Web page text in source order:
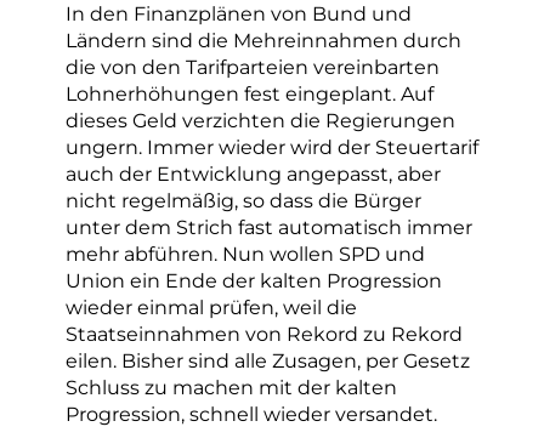
In den Finanzplänen von Bund und
Ländern sind die Mehreinnahmen durch
die von den Tarifparteien vereinbarten
Lohnerhöhungen fest eingeplant. Auf
dieses Geld verzichten die Regierungen
ungern. Immer wieder wird der Steuertarif
auch der Entwicklung angepasst, aber
nicht regelmäßig, so dass die Bürger
unter dem Strich fast automatisch immer
mehr abführen. Nun wollen SPD und
Union ein Ende der kalten Progression
wieder einmal prüfen, weil die
Staatseinnahmen von Rekord zu Rekord
eilen. Bisher sind alle Zusagen, per Gesetz
Schluss zu machen mit der kalten
Progression, schnell wieder versandet.